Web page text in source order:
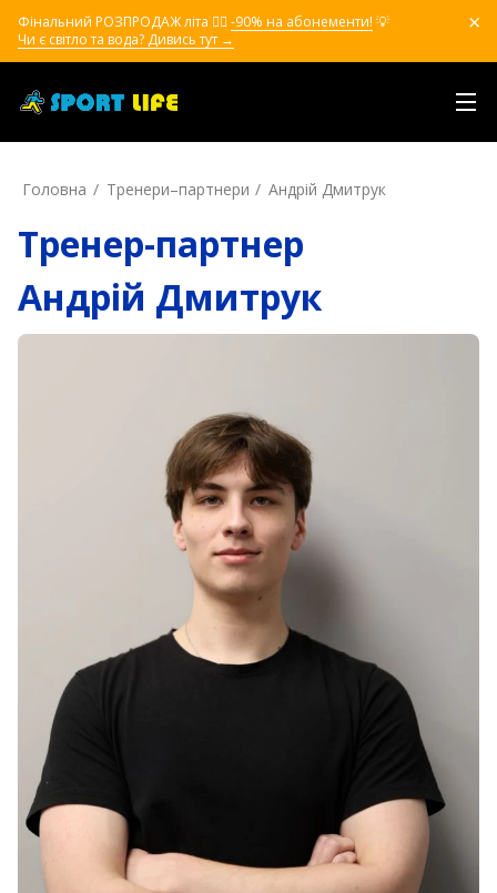
Фінальний РОЗПРОДАЖ літа ❤️‍🔥 -90% на абонементи! 💡
Чи є світло та вода? Дивись тут →
Головна Тренери–партнери Андрій Дмитрук
Тренер-партнер
Андрій Дмитрук